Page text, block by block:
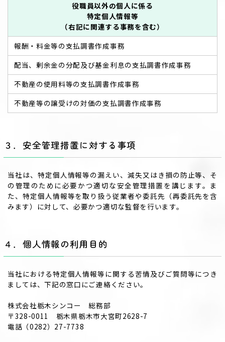
役職員以外の個人に係る
特定個人情報等
（右記に関連する事務を含む）
報酬・料金等の支払調書作成事務
配当、剰余金の分配及び基金利息の支払調書作成事務
不動産の使用料等の支払調書作成事務
不動産等の譲受けの対価の支払調書作成事務
３．安全管理措置に対する事項
当社は、特定個人情報等の漏えい、減失又はき損の防止等、そ
の管理のために必要かつ適切な安全管理措置を講じます。ま
た、特定個人情報等を取り扱う従業者や委託先（再委託先を含
みます）に対して、必要かつ適切な監督を行います。
４．個人情報の利用目的
当社における特定個人情報等に関する苦情及びご質問等につき
ましては、下記の窓口にご連絡ください。
株式会社栃木シンコー 総務部
〒328-0011 栃木県栃木市大宮町2628-7
電話（0282）27-7738